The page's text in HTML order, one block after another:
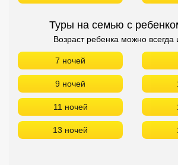
Туры на семью с
Возраст ребенка можно всегда
7 ночей
9 ночей
11 ночей
13 ночей